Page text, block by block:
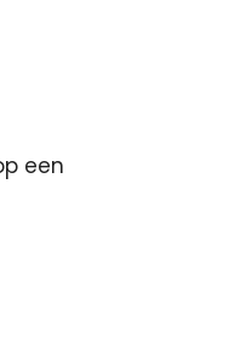
een